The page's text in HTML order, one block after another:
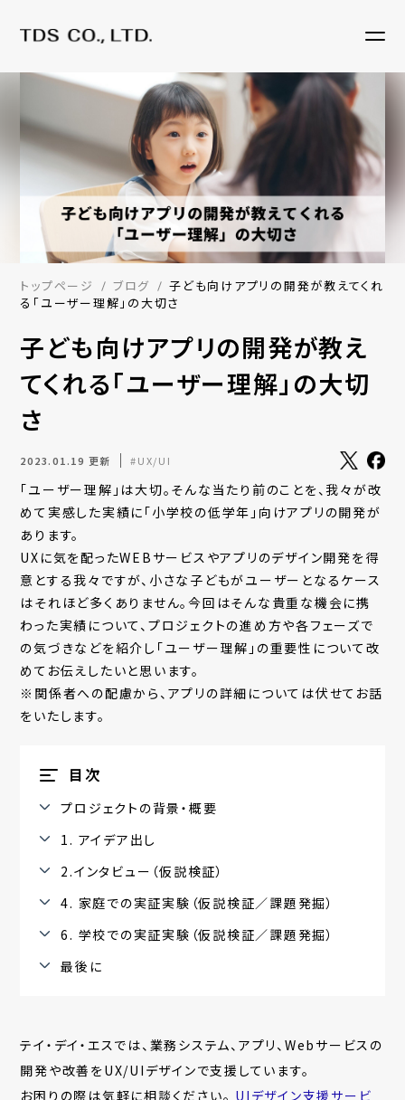
トップページ ブログ
子ども向けアプリの開発が教えてくれ
る「ユーザー理解」の大切さ
子ども向けアプリの開発が教え
てくれる「ユーザー理解」の大切
さ
2023.01.19 更新 #UX/UI
「ユーザー理解」は大切。そんな当たり前のことを、我々が改
めて実感した実績に「小学校の低学年」向けアプリの開発が
あります。
UXに気を配ったWEBサービスやアプリのデザイン開発を得
意とする我々ですが、小さな子どもがユーザーとなるケース
はそれほど多くありません。今回はそんな貴重な機会に携
わった実績について、プロジェクトの進め方や各フェーズで
の気づきなどを紹介し「ユーザー理解」の重要性について改
めてお伝えしたいと思います。
※関係者への配慮から、アプリの詳細については伏せてお話
をいたします。
目次
プロジェクトの背景・概要
1. アイデア出し
2.インタビュー（仮説検証）
4. 家庭での実証実験（仮説検証／課題発掘）
6. 学校での実証実験（仮説検証／課題発掘）
最後に
テイ・デイ・エスでは、業務システム、アプリ、Webサービスの
開発や改善をUX/UIデザインで支援しています。
お困りの際は気軽に相談ください。 UIデザイン支援サービ